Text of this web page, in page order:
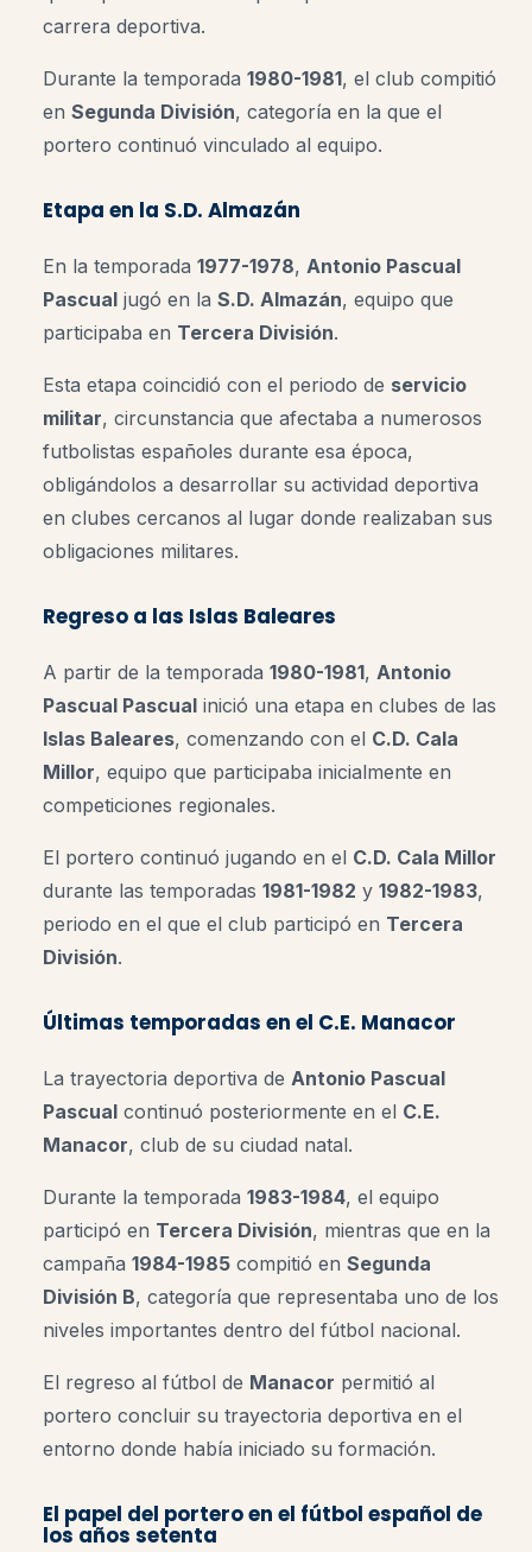
carrera deportiva.
Durante la temporada 1980-1981, el club compitió
en Segunda División, categoría en la que el
portero continuó vinculado al equipo.
Etapa en la S.D. Almazán
En la temporada 1977-1978, Antonio Pascual
Pascual jugó en la S.D. Almazán, equipo que
participaba en Tercera División.
Esta etapa coincidió con el periodo de servicio
militar, circunstancia que afectaba a numerosos
futbolistas españoles durante esa época,
obligándolos a desarrollar su actividad deportiva
en clubes cercanos al lugar donde realizaban sus
obligaciones militares.
Regreso a las Islas Baleares
A partir de la temporada 1980-1981, Antonio
Pascual Pascual inició una etapa en clubes de las
Islas Baleares, comenzando con el C.D. Cala
Millor, equipo que participaba inicialmente en
competiciones regionales.
El portero continuó jugando en el C.D. Cala Millor
durante las temporadas 1981-1982 y 1982-1983,
periodo en el que el club participó en Tercera
División.
Últimas temporadas en el C.E. Manacor
La trayectoria deportiva de Antonio Pascual
Pascual continuó posteriormente en el C.E.
Manacor, club de su ciudad natal.
Durante la temporada 1983-1984, el equipo
participó en Tercera División, mientras que en la
campaña 1984-1985 compitió en Segunda
División B, categoría que representaba uno de los
niveles importantes dentro del fútbol nacional.
El regreso al fútbol de Manacor permitió al
portero concluir su trayectoria deportiva en el
entorno donde había iniciado su formación.
El papel del portero en el fútbol español de
los años setenta